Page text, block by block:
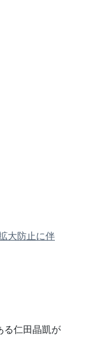
大防止に伴
る仁田晶凱が